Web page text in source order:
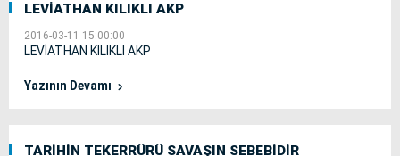
LEVİATHAN KILIKLI AKP
2016-03-11 15:00:00
LEVİATHAN KILIKLI AKP
Yazının Devamı
TARİHİN TEKERRÜRÜ SAVAŞIN SEBEBİDİR